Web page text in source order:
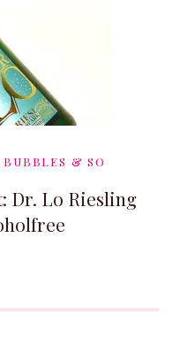
& SO
Dr. Lo Riesling